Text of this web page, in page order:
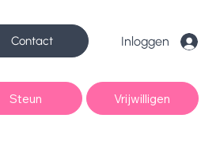
Contact Inloggen
Steun Vrijwilligen